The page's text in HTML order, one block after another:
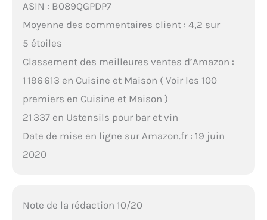
ASIN : B089QGPDP7
Moyenne des commentaires client : 4,2 sur
5 étoiles
Classement des meilleures ventes d’Amazon :
1 196 613 en Cuisine et Maison ( Voir les 100
premiers en Cuisine et Maison )
21 337 en Ustensils pour bar et vin
Date de mise en ligne sur Amazon.fr : 19 juin
2020
Note de la rédaction 10/20